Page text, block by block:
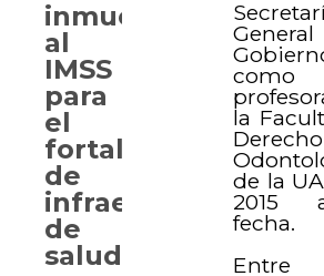
como
la
de la
2015
fecha.
inmuebles
al
IMSS
para
el
fortalecimiento
de
infraestructura
de
salud